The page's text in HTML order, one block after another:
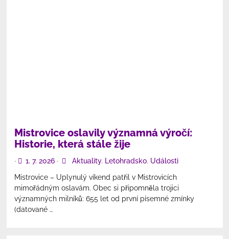
Mistrovice oslavily významná výročí:
Historie, která stále žije
• 1. 7. 2026 • Aktuality, Letohradsko, Události
Mistrovice – Uplynulý víkend patřil v Mistrovicích
mimořádným oslavám. Obec si připomněla trojici
významných milníků: 655 let od první písemné zmínky
(datované …